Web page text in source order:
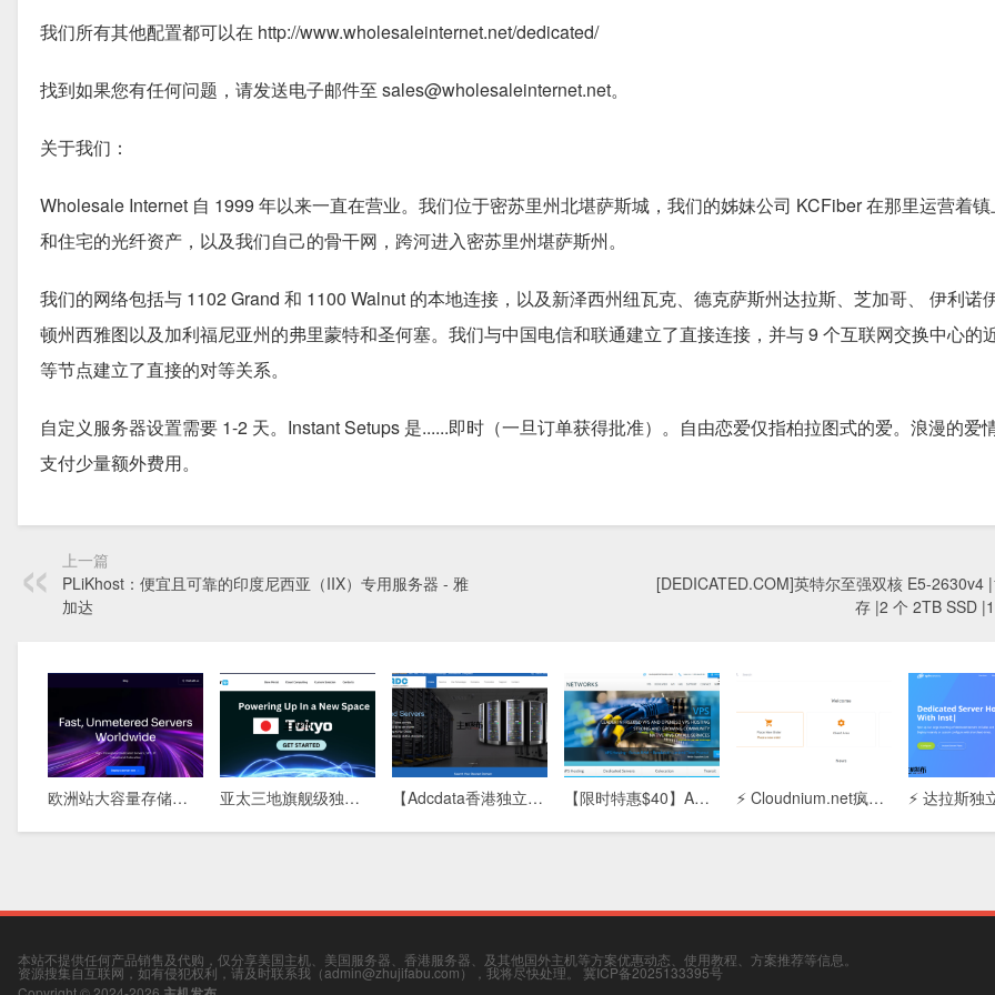
我们所有其他配置都可以在 http://www.wholesaleinternet.net/dedicated/
找到如果您有任何问题，请发送电子邮件至 sales@wholesaleinternet.net。
关于我们：
Wholesale Internet 自 1999 年以来一直在营业。我们位于密苏里州北堪萨斯城，我们的姊妹公司 KCFiber 在那里运营着
和住宅的光纤资产，以及我们自己的骨干网，跨河进入密苏里州堪萨斯州。
我们的网络包括与 1102 Grand 和 1100 Walnut 的本地连接，以及新泽西州纽瓦克、德克萨斯州达拉斯、芝加哥、 伊利诺
顿州西雅图以及加利福尼亚州的弗里蒙特和圣何塞。我们与中国电信和联通建立了直接连接，并与 9 个互联网交换中心的
等节点建立了直接的对等关系。
自定义服务器设置需要 1-2 天。Instant Setups 是......即时（一旦订单获得批准）。自由恋爱仅指柏拉图式的爱。浪漫的爱
支付少量额外费用。
上一篇
PLiKhost：便宜且可靠的印度尼西亚（IIX）专用服务器 - 雅
加达
[DEDICATED.COM]英特尔至强双核 E5-2630v4
存 |2 个 2TB SSD
欧洲站大容量存储方案：576TB DAS物理机，5盘柜满配，稀缺库存清盘中 亚太三地旗舰级独立服务器：新加坡 · 香港 · 东京，全球极速互联，为您的业务保驾护航 【Adcdata香港独立服务器】高性能主机租用：免备案/低延迟/CN2优化线路，企业建站首选 【限时特惠$40】ARP Thunder™独立服务器：4G内存/80G SSD+200G SATA/5T流量，高性价比稳定之选 ⚡ Cloudnium.net疯狂特惠：双路E5-2620 + 128GB内存独立服务器，月付$59起，性能怪兽！
本站不提供任何产品销售及代购，仅分享美国主机、美国服务器、香港服务器、及其他国外主机等方案优惠动态、使用教程、方案推荐等信息。
资源搜集自互联网，如有侵犯权利，请及时联系我（admin@zhujifabu.com），我将尽快处理。 冀ICP备2025133395号